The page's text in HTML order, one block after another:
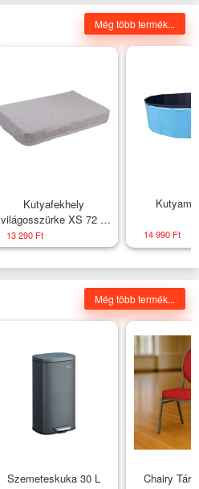
Még több termék...
Kutyafekhely
világosszürke XS 72 x
50 x 10 cm
13 290 Ft 14 990 Ft
Még több termék...
Szemeteskuka 30 L
Chairy